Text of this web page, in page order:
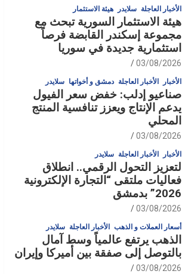
الأخبار العاجلة سلايدر هيئة الاستثمار
هيئة الاستثمار السورية تبحث مع
مجموعة إسكندر القابضة فرصاً
استثمارية جديدة في سوريا
03/08/2026
الأخبار الأخبار العاجلة دمشق و أخواتها سلايدر
صناعيو إدلب: خفض سعر الفيول
يدعم الإنتاج ويعزز تنافسية المنتج
المحلي
03/08/2026
الأخبار الأخبار العاجلة سلايدر
لتعزيز التحول الرقمي.. انطلاق
فعاليات ملتقى “التجارة الإلكترونية
2026” بدمشق
03/08/2026
أسعار العملات و الذهب الأخبار العاجلة سلايدر
الذهب يرتفع عالمياً وسط آمال
بالتوصل إلى صفقة بين أميركا وإيران
03/08/2026